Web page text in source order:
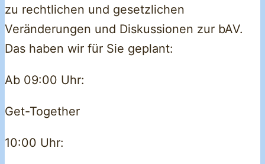
zu rechtlichen und gesetzlichen
Veränderungen und Diskussionen zur bAV.
Das haben wir für Sie geplant:
Ab 09:00 Uhr:
Get-Together
10:00 Uhr: